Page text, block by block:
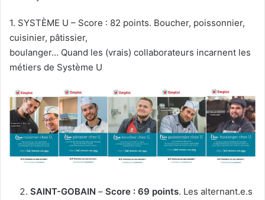
1. SYSTÈME U – Score : 82 points. Boucher, poissonnier,
cuisinier, pâtissier,
boulanger… Quand les (vrais) collaborateurs incarnent les
métiers de Système U
SAINT-GOBAIN – Score : 69 points. Les alternant.e.s